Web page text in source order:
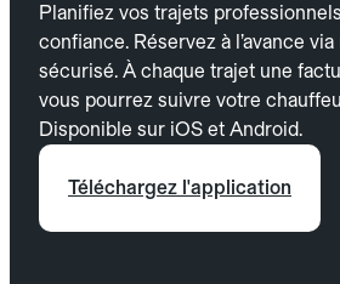
Planifiez vos trajets
confiance. Réservez à l’avance
sécurisé. À chaque trajet une
vous pourrez suivre votre
Disponible sur iOS et Android.
Téléchargez l'application